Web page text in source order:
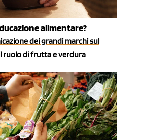
alimentare?
dei grandi marchi sul
ruolo di frutta e verdura